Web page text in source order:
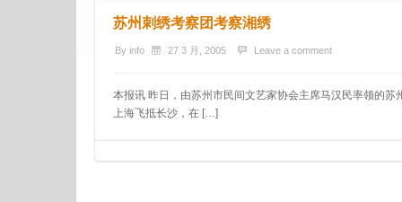
苏州刺绣考察团考察湘绣
By info 27 3 月, 2005 Leave a comment
本报讯 昨日，由苏州市民间文艺家协会主席马汉民率领的
上海飞抵长沙，在 […]